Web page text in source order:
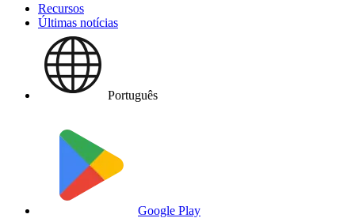
Recursos
Últimas notícias
Português
Google Play